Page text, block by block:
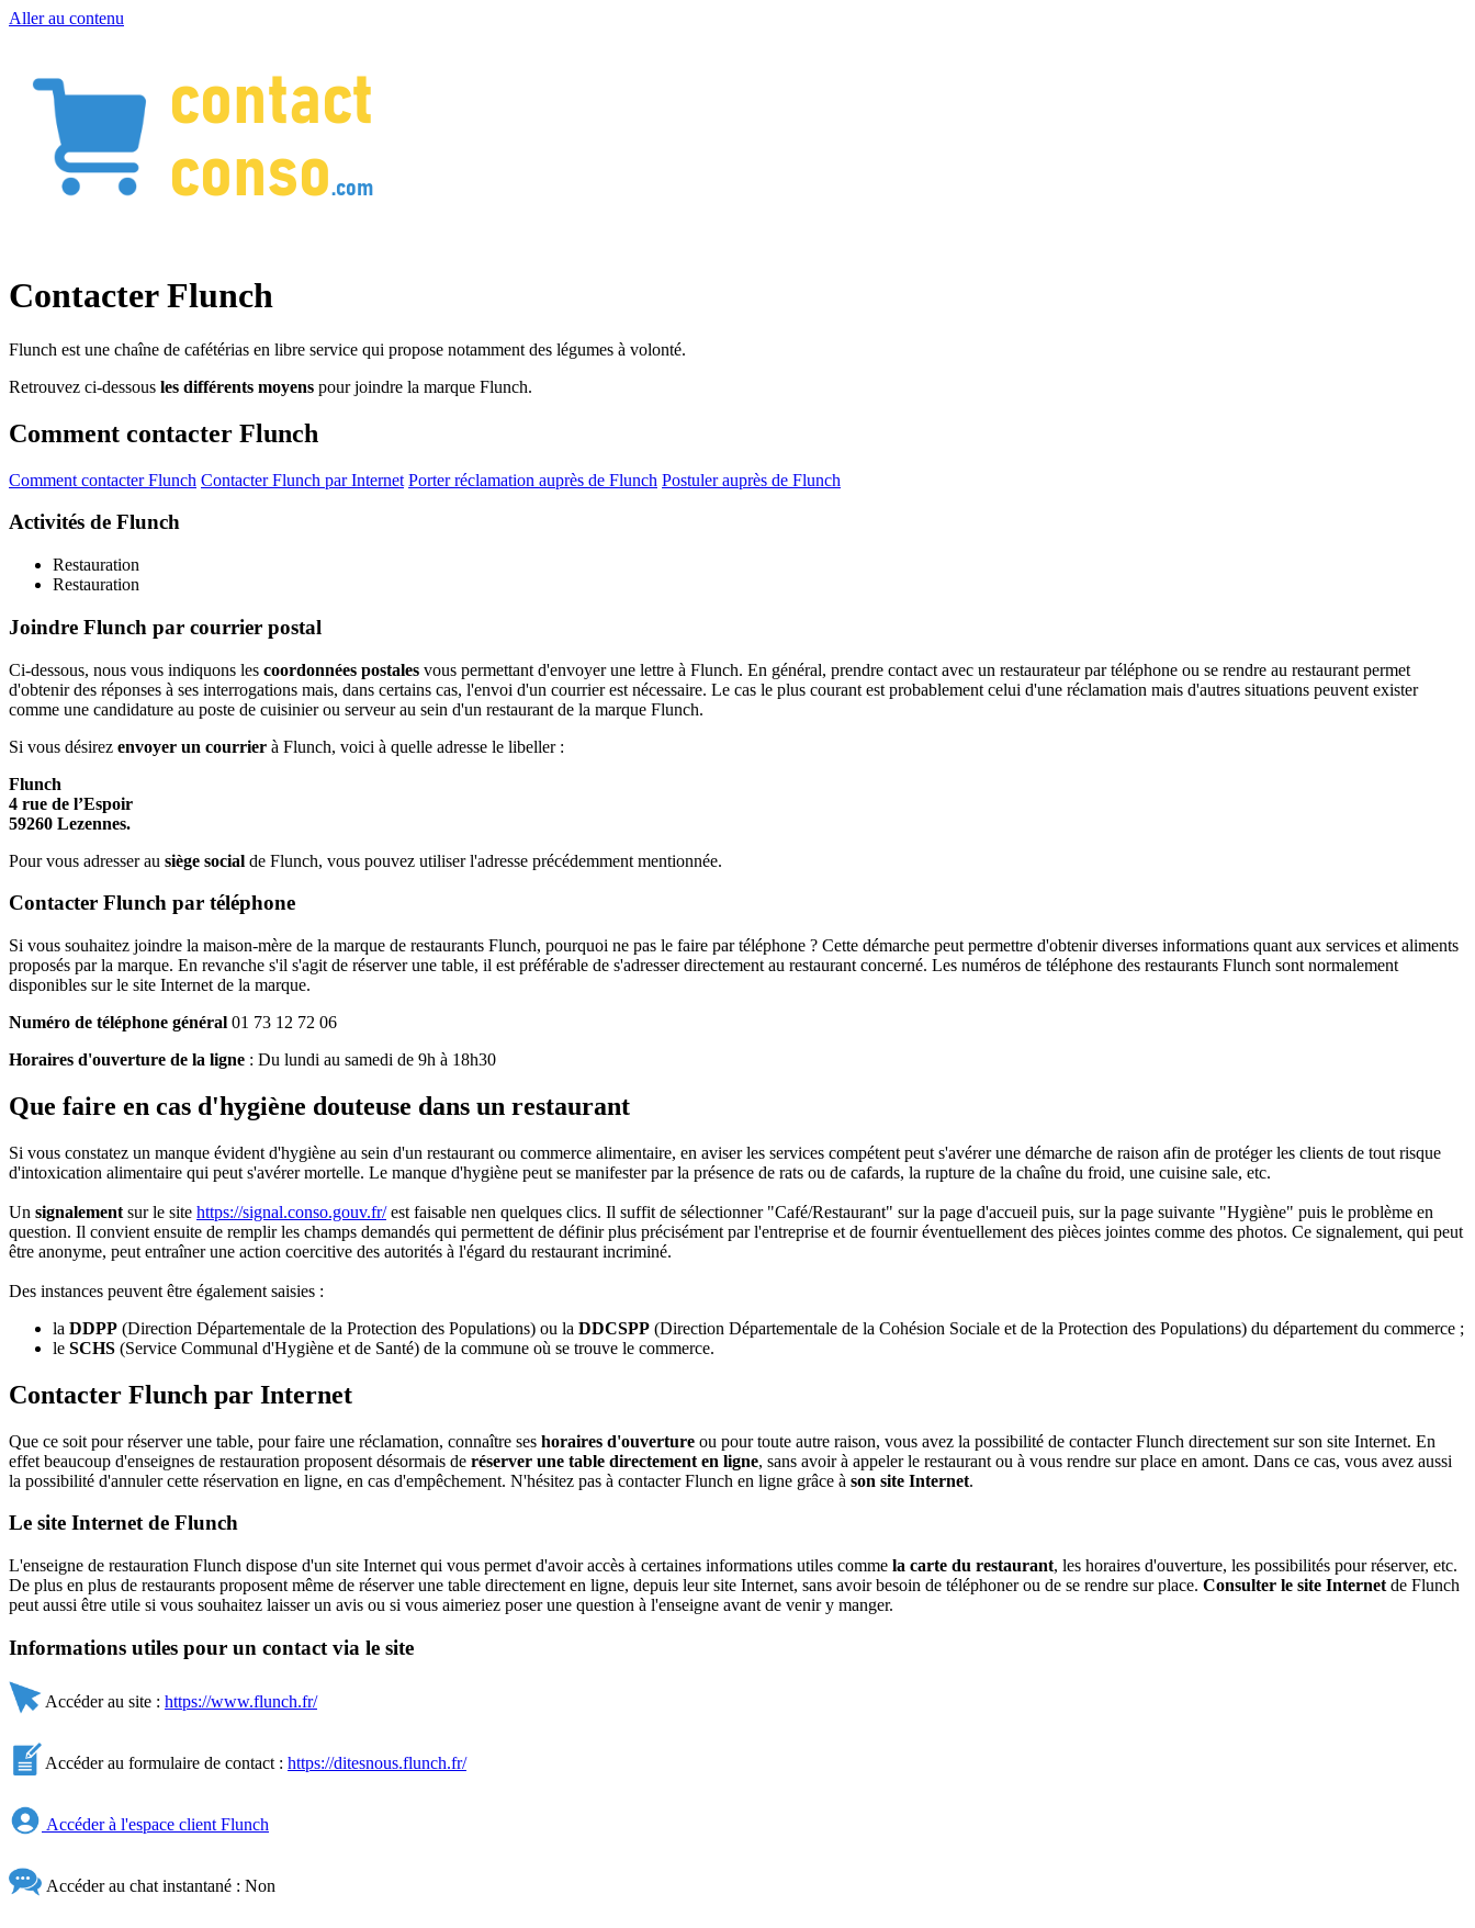
Aller au contenu
Contacter Flunch
Flunch est une chaîne de cafétérias en libre service qui propose notamment des légumes à volonté.
Retrouvez ci-dessous les différents moyens pour joindre la marque Flunch.
Comment contacter Flunch
Comment contacter Flunch Contacter Flunch par Internet Porter réclamation auprès de Flunch Postuler auprès de Flunch
Activités de Flunch
Restauration
Restauration
Joindre Flunch par courrier postal
Ci-dessous, nous vous indiquons les coordonnées postales vous permettant d'envoyer une lettre à Flunch. En général, prendre contact avec un restaurateur par téléphone ou se rendre au restaurant permet
d'obtenir des réponses à ses interrogations mais, dans certains cas, l'envoi d'un courrier est nécessaire. Le cas le plus courant est probablement celui d'une réclamation mais d'autres situations peuvent exister
comme une candidature au poste de cuisinier ou serveur au sein d'un restaurant de la marque Flunch.
Si vous désirez envoyer un courrier à Flunch, voici à quelle adresse le libeller :
Flunch
4 rue de l’Espoir
59260 Lezennes.
Pour vous adresser au siège social de Flunch, vous pouvez utiliser l'adresse précédemment mentionnée.
Contacter Flunch par téléphone
Si vous souhaitez joindre la maison-mère de la marque de restaurants Flunch, pourquoi ne pas le faire par téléphone ? Cette démarche peut permettre d'obtenir diverses informations quant aux services et aliments
proposés par la marque. En revanche s'il s'agit de réserver une table, il est préférable de s'adresser directement au restaurant concerné. Les numéros de téléphone des restaurants Flunch sont normalement
disponibles sur le site Internet de la marque.
Numéro de téléphone général 01 73 12 72 06
Horaires d'ouverture de la ligne : Du lundi au samedi de 9h à 18h30
Que faire en cas d'hygiène douteuse dans un restaurant
Si vous constatez un manque évident d'hygiène au sein d'un restaurant ou commerce alimentaire, en aviser les services compétent peut s'avérer une démarche de raison afin de protéger les clients de tout risque
d'intoxication alimentaire qui peut s'avérer mortelle. Le manque d'hygiène peut se manifester par la présence de rats ou de cafards, la rupture de la chaîne du froid, une cuisine sale, etc.
Un signalement sur le site https://signal.conso.gouv.fr/est faisable nen quelques clics. Il suffit de sélectionner "Café/Restaurant" sur la page d'accueil puis, sur la page suivante "Hygiène" puis le problème en
question. Il convient ensuite de remplir les champs demandés qui permettent de définir plus précisément par l'entreprise et de fournir éventuellement des pièces jointes comme des photos. Ce signalement, qui peut
être anonyme, peut entraîner une action coercitive des autorités à l'égard du restaurant incriminé.
Des instances peuvent être également saisies :
la DDPP (Direction Départementale de la Protection des Populations) ou la DDCSPP (Direction Départementale de la Cohésion Sociale et de la Protection des Populations) du département du commerce ;
le SCHS (Service Communal d'Hygiène et de Santé) de la commune où se trouve le commerce.
Contacter Flunch par Internet
Que ce soit pour réserver une table, pour faire une réclamation, connaître ses horaires d'ouverture ou pour toute autre raison, vous avez la possibilité de contacter Flunch directement sur son site Internet. En
effet beaucoup d'enseignes de restauration proposent désormais de réserver une table directement en ligne, sans avoir à appeler le restaurant ou à vous rendre sur place en amont. Dans ce cas, vous avez aussi
la possibilité d'annuler cette réservation en ligne, en cas d'empêchement. N'hésitez pas à contacter Flunch en ligne grâce à son site Internet.
Le site Internet de Flunch
L'enseigne de restauration Flunch dispose d'un site Internet qui vous permet d'avoir accès à certaines informations utiles comme la carte du restaurant, les horaires d'ouverture, les possibilités pour réserver, etc.
De plus en plus de restaurants proposent même de réserver une table directement en ligne, depuis leur site Internet, sans avoir besoin de téléphoner ou de se rendre sur place. Consulter le site Internet de Flunch
peut aussi être utile si vous souhaitez laisser un avis ou si vous aimeriez poser une question à l'enseigne avant de venir y manger.
Informations utiles pour un contact via le site
Accéder au site : https://www.flunch.fr/
Accéder au formulaire de contact : https://ditesnous.flunch.fr/
Accéder à l'espace client Flunch
Accéder au chat instantané : Non